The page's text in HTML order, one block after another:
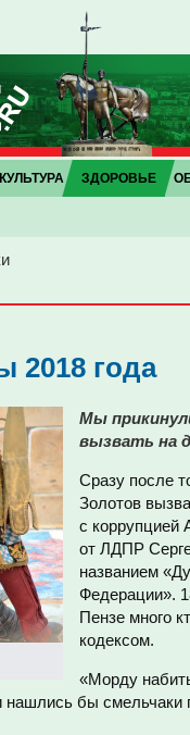
КУЛЬТУРА ЗДОРОВЬЕ
2018 года
Мы
вызвать на
Сразу после
Золотов
с коррупцией
от ЛДПР
названием
Федерации».
Пензе много
кодексом.
«Морду
бы смельчаки